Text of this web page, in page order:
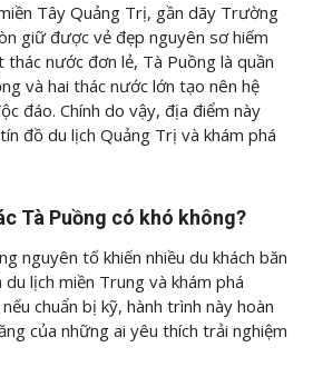
Tây Quảng Trị, gần dãy Trường
giữ được vẻ đẹp nguyên sơ hiếm
nước đơn lẻ, Tà Puồng là quần
và hai thác nước lớn tạo nên hệ
đáo. Chính do vậy, địa điểm này
đồ du lịch Quảng Trị và khám phá
Tà Puồng có khó không?
nguyên tố khiến nhiều du khách băn
du lịch miền Trung và khám phá
chuẩn bị kỹ, hành trình này hoàn
của những ai yêu thích trải nghiệm